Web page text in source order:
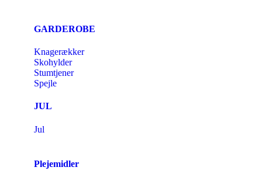
GARDEROBE
Knagerækker
Skohylder
Stumtjener
Spejle
JUL
Jul
Plejemidler